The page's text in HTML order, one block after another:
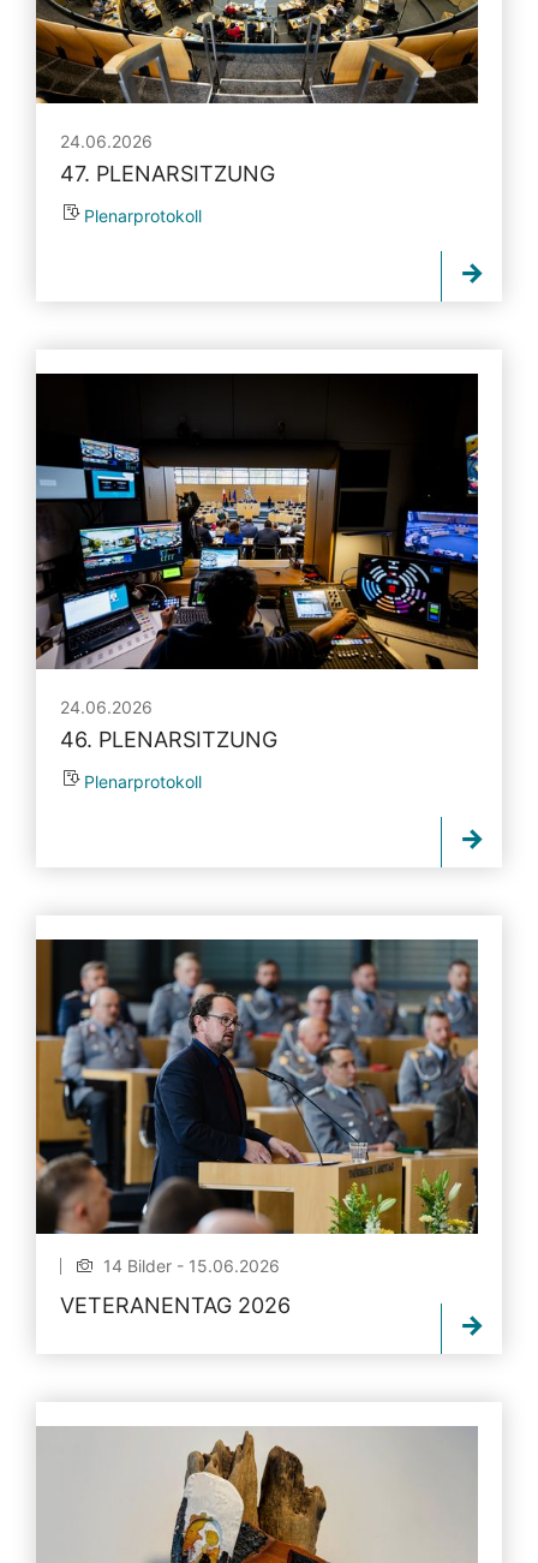
24.06.2026
47. PLENARSITZUNG
Plenarprotokoll
24.06.2026
46. PLENARSITZUNG
Plenarprotokoll
14 Bilder - 15.06.2026
VETERANENTAG 2026